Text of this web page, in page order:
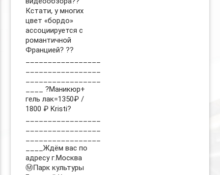
Кстати, у многих
цвет «бордо»
ассоциируется с
романтичной
Францией? ??
____ ?Маникюр+
гель лак=1350₽ /
1800 ₽ Kristi?
____Ждём вас по
адресу г.Москва
Ⓜ️Парк культуры